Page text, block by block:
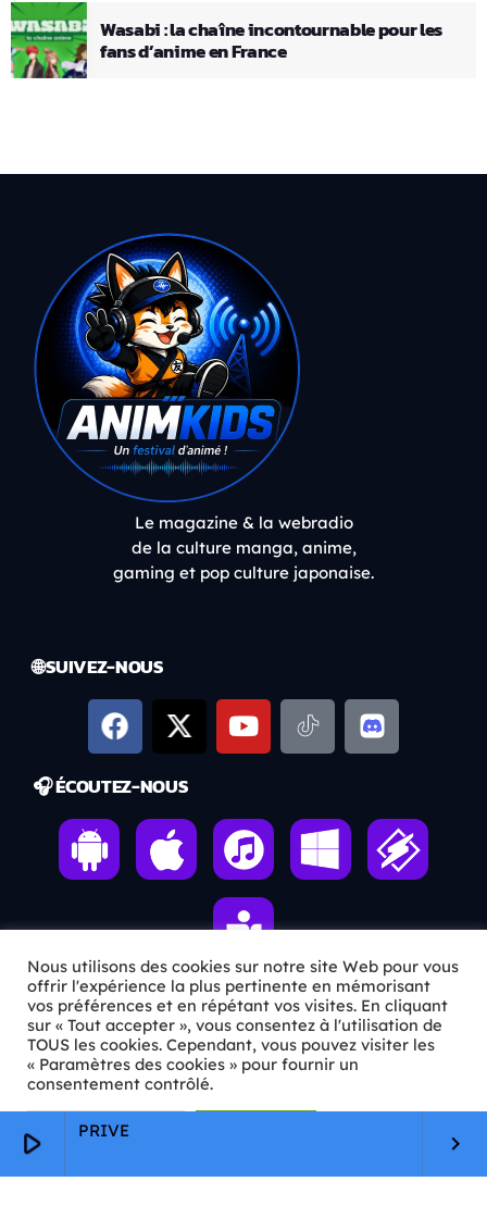
play_arrow PRIVE
keyboard_arrow_right
Wasabi : la chaîne incontournable pour les
fans d’anime en France
Le magazine & la webradio
de la culture manga, anime,
gaming et pop culture japonaise.
🌐 SUIVEZ-NOUS
🎧 ÉCOUTEZ-NOUS
ℹ️ INFOS PRATIQUES
✉️Contact
🦊Qui sommes-nous ?
📄
Nous utilisons des cookies sur notre site Web pour vous
offrir l'expérience la plus pertinente en mémorisant
vos préférences et en répétant vos visites. En cliquant
sur « Tout accepter », vous consentez à l'utilisation de
TOUS les cookies. Cependant, vous pouvez visiter les
« Paramètres des cookies » pour fournir un
consentement contrôlé.
Paramètres Cookie